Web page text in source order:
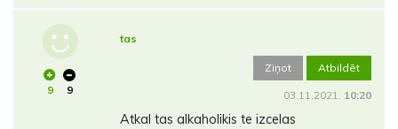
9 9
tas
Ziņot Atbildēt
03.11.2021. 10:20
Atkal tas alkaholikis te izcelas